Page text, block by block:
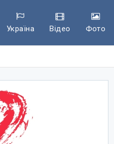
Україна Відео Фото